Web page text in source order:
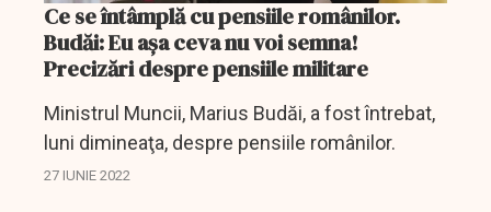
Ce se întâmplă cu pensiile românilor.
Budăi: Eu aşa ceva nu voi semna!
Precizări despre pensiile militare
Ministrul Muncii, Marius Budăi, a fost întrebat,
luni dimineaţa, despre pensiile românilor.
27 IUNIE 2022